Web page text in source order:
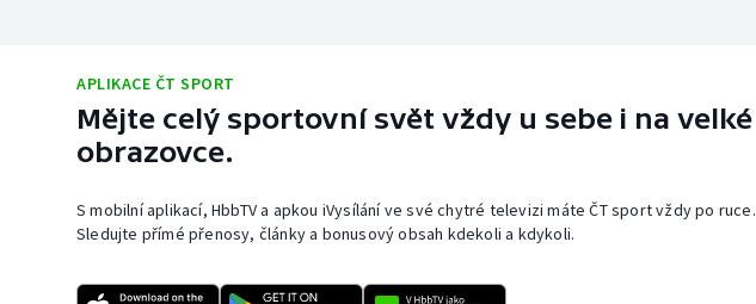
APLIKACE ČT SPORT
Mějte celý sportovní svět vždy u sebe i na velké
obrazovce.
S mobilní aplikací, HbbTV a apkou iVysílání ve své chytré televizi máte ČT sport vždy po ruce.
Sledujte přímé přenosy, články a bonusový obsah kdekoli a kdykoli.